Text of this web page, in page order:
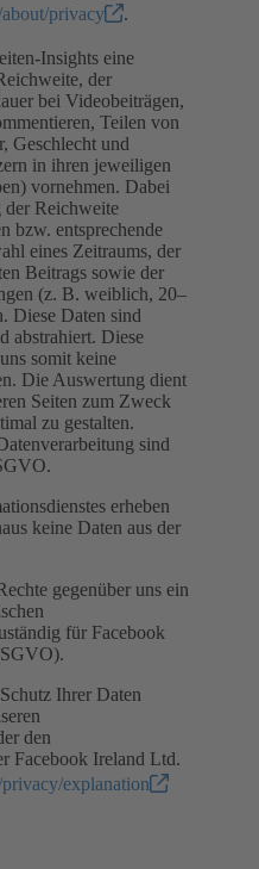
privacy
.
Insights eine
der
bei Videobeiträgen,
Teilen von
Geschlecht und
in ihren jeweiligen
vornehmen. Dabei
Reichweite
bzw. entsprechende
eines Zeitraums, der
Beitrags sowie der
(z. B. weiblich, 20–
Diese Daten sind
abstrahiert. Diese
somit keine
Die Auswertung dient
Seiten zum Zweck
zu gestalten.
sind
erheben
keine Daten aus der
gegenüber uns ein
für Facebook
Ihrer Daten
den
Facebook Ireland Ltd.
explanation